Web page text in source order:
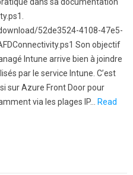
52de3524-4108-47e5-
Son objectif
Intune arrive bien à joindre
par le service Intune. C’est
sur Azure Front Door pour
via les plages IP…
Read